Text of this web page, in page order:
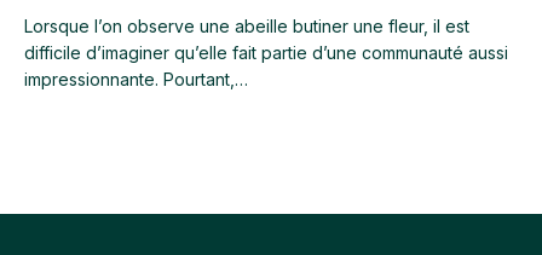
Lorsque l’on observe une abeille butiner une fleur, il est
difficile d’imaginer qu’elle fait partie d’une communauté aussi
impressionnante. Pourtant,…